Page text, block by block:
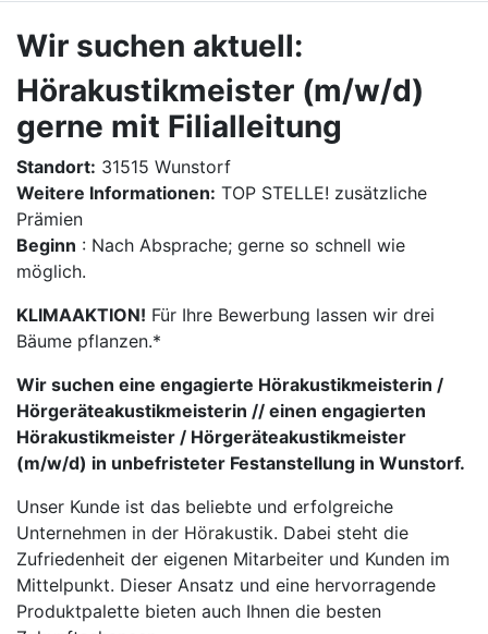
Wir suchen aktuell:
Hörakustikmeister (m/w/d)
gerne mit Filialleitung
Standort: 31515 Wunstorf
Weitere Informationen: TOP STELLE! zusätzliche
Prämien
Beginn : Nach Absprache; gerne so schnell wie
möglich.
KLIMAAKTION! Für Ihre Bewerbung lassen wir drei
Bäume pflanzen.*
Wir suchen eine engagierte Hörakustikmeisterin /
Hörgeräteakustikmeisterin // einen engagierten
Hörakustikmeister / Hörgeräteakustikmeister
(m/w/d) in unbefristeter Festanstellung in Wunstorf.
Unser Kunde ist das beliebte und erfolgreiche
Unternehmen in der Hörakustik. Dabei steht die
Zufriedenheit der eigenen Mitarbeiter und Kunden im
Mittelpunkt. Dieser Ansatz und eine hervorragende
Produktpalette bieten auch Ihnen die besten